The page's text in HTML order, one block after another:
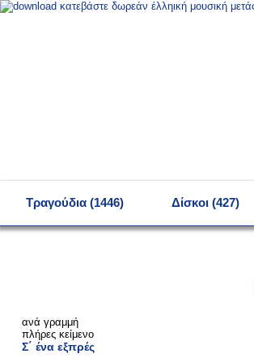
Τραγούδια (1446) Δίσκοι (427)
ανά γραμμή
πλήρες κείμενο
Σ΄ ένα εξπρές